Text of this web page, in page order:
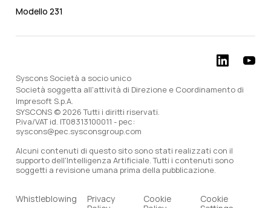
Modello 231
Syscons Società a socio unico
Società soggetta all'attività di Direzione e Coordinamento di
Impresoft S.p.A.
SYSCONS © 2026 Tutti i diritti riservati.
P.iva/VAT id. IT08313100011 - pec:
syscons@pec.sysconsgroup.com
Alcuni contenuti di questo sito sono stati realizzati con il
supporto dell'Intelligenza Artificiale. Tutti i contenuti sono
soggetti a revisione umana prima della pubblicazione.
Whistleblowing
Privacy
Cookie
Cookie